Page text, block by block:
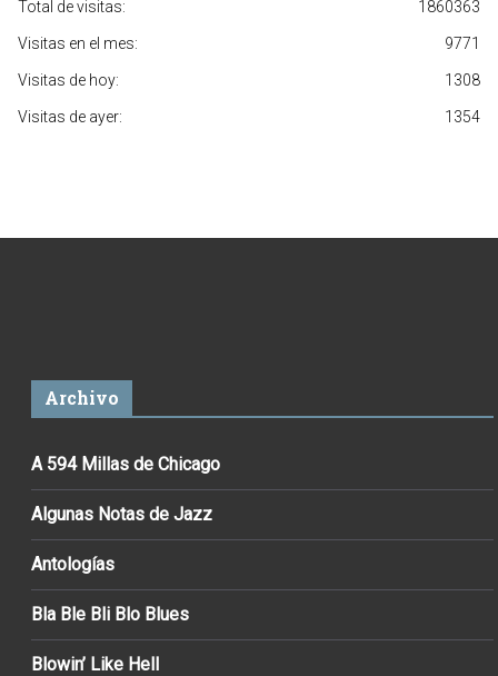
1860363
Total de visitas:
9771
Visitas en el mes:
1308
Visitas de hoy:
1354
Visitas de ayer:
Archivo
A 594 Millas de Chicago
Algunas Notas de Jazz
Antologías
Bla Ble Bli Blo Blues
Blowin’ Like Hell